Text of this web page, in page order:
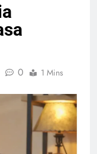
0 1 Mins